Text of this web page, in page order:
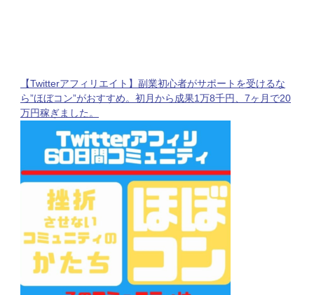
【Twitterアフィリエイト】副業初心者がサポートを受けるな
ら”ほぼコン”がおすすめ。初月から成果1万8千円、7ヶ月で20
万円稼ぎました。